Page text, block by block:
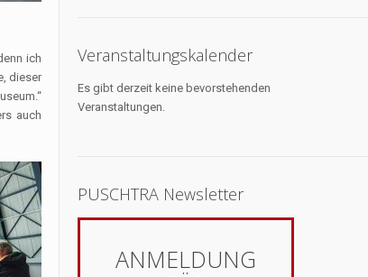
ich
dieser
auch
Veranstaltungskalender
Es gibt derzeit keine bevorstehenden
Veranstaltungen.
PUSCHTRA Newsletter